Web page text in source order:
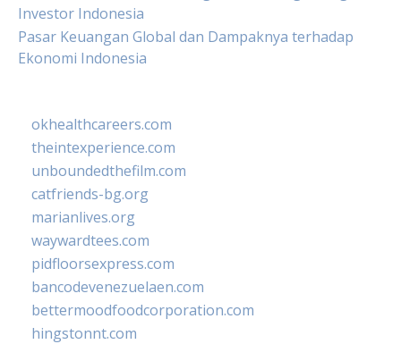
Investor Indonesia
Pasar Keuangan Global dan Dampaknya terhadap
Ekonomi Indonesia
okhealthcareers.com
theintexperience.com
unboundedthefilm.com
catfriends-bg.org
marianlives.org
waywardtees.com
pidfloorsexpress.com
bancodevenezuelaen.com
bettermoodfoodcorporation.com
hingstonnt.com